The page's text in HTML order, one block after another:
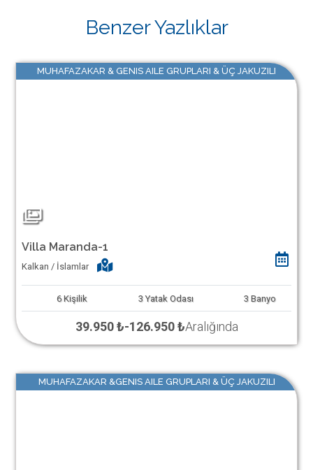
Benzer Yazlıklar
MUHAFAZAKAR & GENIS AILE GRUPLARI & ÜÇ JAKUZILI
Villa Maranda-1
Kalkan / İslamlar
6 Kişilik 3 Yatak Odası 3 Banyo
39.950 ₺-126.950 ₺Aralığında
MUHAFAZAKAR &GENIS AILE GRUPLARI & ÜÇ JAKUZILI